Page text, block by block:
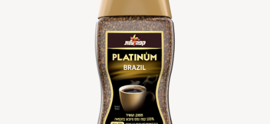
Up and Down arrow keys to navigate search results.